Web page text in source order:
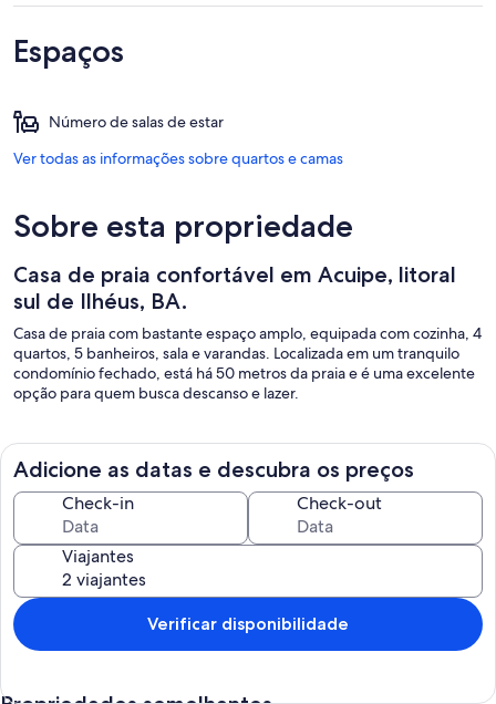
Espaços
Número de salas de estar
Ver todas as informações sobre quartos e camas
Sobre esta propriedade
Casa de praia confortável em Acuipe, litoral
sul de Ilhéus, BA.
Casa de praia com bastante espaço amplo, equipada com cozinha, 4
quartos, 5 banheiros, sala e varandas. Localizada em um tranquilo
condomínio fechado, está há 50 metros da praia e é uma excelente
opção para quem busca descanso e lazer.
Adicione as datas e descubra os preços
Check-in Check-out
Viajantes
Verificar disponibilidade